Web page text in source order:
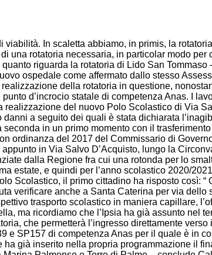
In scaletta abbiamo, in primis, la
una rotatoria necessaria, in particolar modo
riguarda la rotatoria di Lido San
ospedale come affermato dallo stesso
della rotatoria in questione,
d’incrocio statale di competenza Anas. I
del nuovo Polo Scolastico di Via
a seguito dei quali è stata dichiarata
in un primo momento con il
ordinanza del 2017 del Commissario di
in Via Salvo D’Acquisto, lungo la
dalla Regione fra cui una rotonda per lo
estate, e quindi per l’anno scolastico 2020/
Scolastico, il primo cittadino ha risposto così:
verificare anche a Santa Caterina per via
trasporto scolastico in maniera capillare,
ma ricordiamo che l’Ipsia ha già assunto nel
che permetterà l’ingresso direttamente
e SP157 di competenza Anas per il quale è in
già inserito nella propria programmazione il